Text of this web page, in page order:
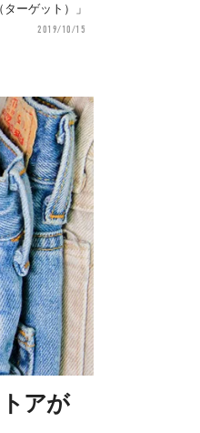
ーゲット）」
2019/10/15
アが